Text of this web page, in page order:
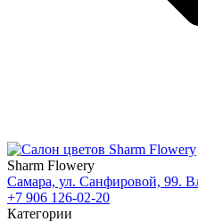
Sharm Flowery
Самара, ул. Санфировой, 99.
+7 906 126-02-20
Категории